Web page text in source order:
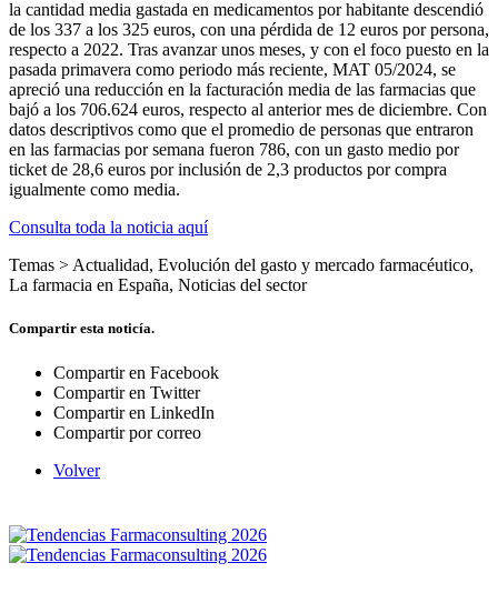
la cantidad media gastada en medicamentos por habitante descendió
de los 337 a los 325 euros, con una pérdida de 12 euros por persona,
respecto a 2022. Tras avanzar unos meses, y con el foco puesto en la
pasada primavera como periodo más reciente, MAT 05/2024, se
apreció una reducción en la facturación media de las farmacias que
bajó a los 706.624 euros, respecto al anterior mes de diciembre. Con
datos descriptivos como que el promedio de personas que entraron
en las farmacias por semana fueron 786, con un gasto medio por
ticket de 28,6 euros por inclusión de 2,3 productos por compra
igualmente como media.
Consulta toda la noticia aquí
Temas > Actualidad, Evolución del gasto y mercado farmacéutico,
La farmacia en España, Noticias del sector
Compartir esta noticía.
Compartir en Facebook
Compartir en Twitter
Compartir en LinkedIn
Compartir por correo
Volver